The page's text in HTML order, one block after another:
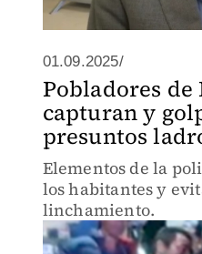
01.09.2025/
Pobladores de
capturan y
presuntos
Elementos de la
los habitantes y
linchamiento.